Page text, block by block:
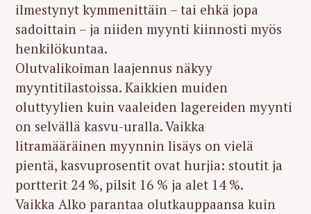
ilmestynyt kymmenittäin – tai ehkä jopa
sadoittain – ja niiden myynti kiinnosti myös
henkilökuntaa.
Olutvalikoiman laajennus näkyy
myyntitilastoissa. Kaikkien muiden
oluttyylien kuin vaaleiden lagereiden myynti
on selvällä kasvu-uralla. Vaikka
litramääräinen myynnin lisäys on vielä
pientä, kasvuprosentit ovat hurjia: stoutit ja
portterit 24 %, pilsit 16 % ja alet 14 %.
Vaikka Alko parantaa olutkauppaansa kuin